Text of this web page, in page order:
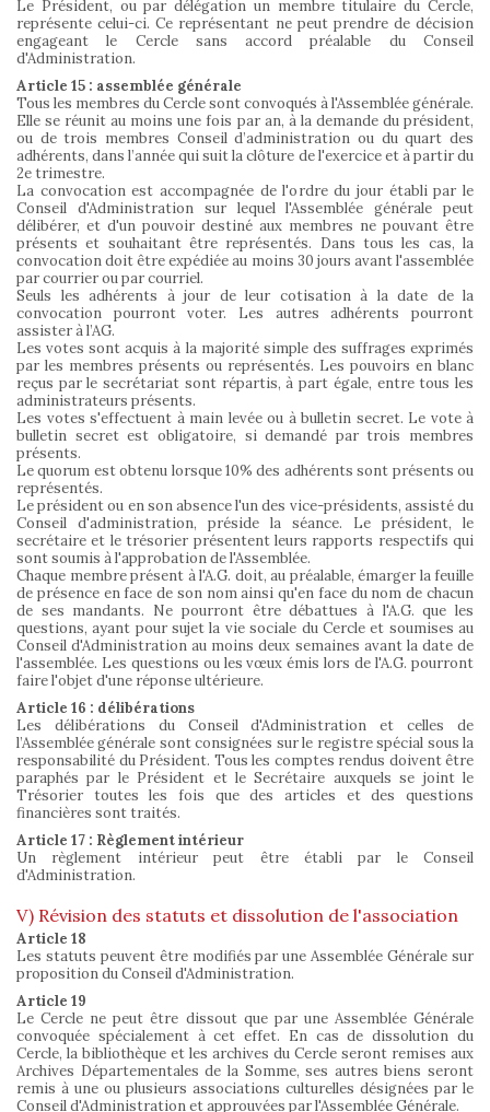
Le Président, ou par délégation un membre titulaire du Cercle,
représente celui-ci. Ce représentant ne peut prendre de décision
engageant le Cercle sans accord préalable du Conseil
d'Administration.
Article 15 : assemblée générale
Tous les membres du Cercle sont convoqués à l'Assemblée générale.
Elle se réunit au moins une fois par an, à la demande du président,
ou de trois membres Conseil d’administration ou du quart des
adhérents, dans l’année qui suit la clôture de l'exercice et à partir du
2e trimestre.
La convocation est accompagnée de l'ordre du jour établi par le
Conseil d'Administration sur lequel l'Assemblée générale peut
délibérer, et d'un pouvoir destiné aux membres ne pouvant être
présents et souhaitant être représentés. Dans tous les cas, la
convocation doit être expédiée au moins 30 jours avant l'assemblée
par courrier ou par courriel.
Seuls les adhérents à jour de leur cotisation à la date de la
convocation pourront voter. Les autres adhérents pourront
assister à l’AG.
Les votes sont acquis à la majorité simple des suffrages exprimés
par les membres présents ou représentés. Les pouvoirs en blanc
reçus par le secrétariat sont répartis, à part égale, entre tous les
administrateurs présents.
Les votes s'effectuent à main levée ou à bulletin secret. Le vote à
bulletin secret est obligatoire, si demandé par trois membres
présents.
Le quorum est obtenu lorsque 10% des adhérents sont présents ou
représentés.
Le président ou en son absence l'un des vice-présidents, assisté du
Conseil d'administration, préside la séance. Le président, le
secrétaire et le trésorier présentent leurs rapports respectifs qui
sont soumis à l'approbation de l'Assemblée.
Chaque membre présent à l'A.G. doit, au préalable, émarger la feuille
de présence en face de son nom ainsi qu'en face du nom de chacun
de ses mandants. Ne pourront être débattues à l'A.G. que les
questions, ayant pour sujet la vie sociale du Cercle et soumises au
Conseil d'Administration au moins deux semaines avant la date de
l'assemblée. Les questions ou les vœux émis lors de l'A.G. pourront
faire l'objet d'une réponse ultérieure.
Article 16 : délibérations
Les délibérations du Conseil d'Administration et celles de
l’Assemblée générale sont consignées sur le registre spécial sous la
responsabilité du Président. Tous les comptes rendus doivent être
paraphés par le Président et le Secrétaire auxquels se joint le
Trésorier toutes les fois que des articles et des questions
financières sont traités.
Article 17 : Règlement intérieur
Un règlement intérieur peut être établi par le Conseil
d'Administration.
V) Révision des statuts et dissolution de l'association
Article 18
Les statuts peuvent être modifiés par une Assemblée Générale sur
proposition du Conseil d'Administration.
Article 19
Le Cercle ne peut être dissout que par une Assemblée Générale
convoquée spécialement à cet effet. En cas de dissolution du
Cercle, la bibliothèque et les archives du Cercle seront remises aux
Archives Départementales de la Somme, ses autres biens seront
remis à une ou plusieurs associations culturelles désignées par le
Conseil d'Administration et approuvées par l'Assemblée Générale.